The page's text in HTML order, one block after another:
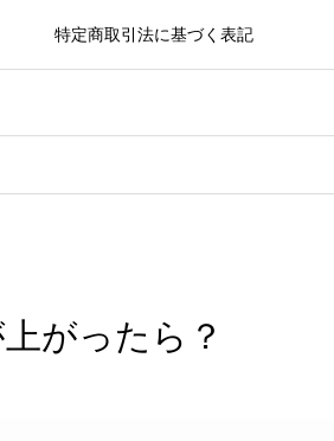
特定商取引法に基づく表記
がったら？